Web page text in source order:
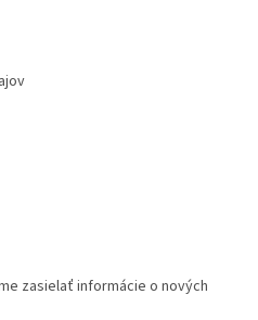
zasielať informácie o nových